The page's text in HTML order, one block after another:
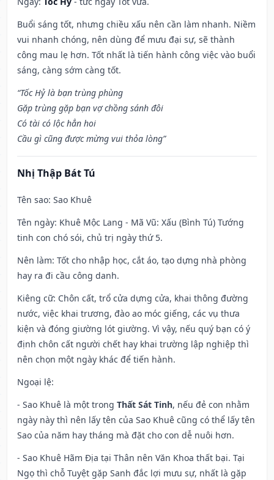
Buổi sáng tốt, nhưng chiều xấu nên cần làm nhanh. Niềm
vui nhanh chóng, nên dùng để mưu đại sự, sẽ thành
công mau lẹ hơn. Tốt nhất là tiến hành công việc vào buổi
sáng, càng sớm càng tốt.
“Tốc Hỷ là bạn trùng phùng
Gặp trùng gặp bạn vợ chồng sánh đôi
Có tài có lộc hẳn hoi
Cầu gì cũng được mừng vui thỏa lòng”
Nhị Thập Bát Tú
Tên sao: Sao Khuê
Tên ngày: Khuê Mộc Lang - Mã Vũ: Xấu (Bình Tú) Tướng
tinh con chó sói, chủ trị ngày thứ 5.
Nên làm: Tốt cho nhập học, cắt áo, tạo dựng nhà phòng
hay ra đi cầu công danh.
Kiêng cữ: Chôn cất, trổ cửa dựng cửa, khai thông đường
nước, việc khai trương, đào ao móc giếng, các vụ thưa
kiện và đóng giường lót giường. Vì vậy, nếu quý bạn có ý
định chôn cất người chết hay khai trường lập nghiệp thì
nên chọn một ngày khác để tiến hành.
Ngoại lệ:
- Sao Khuê là một trong Thất Sát Tinh, nếu đẻ con nhằm
ngày này thì nên lấy tên của Sao Khuê cũng có thể lấy tên
Sao của năm hay tháng mà đặt cho con dễ nuôi hơn.
- Sao Khuê Hãm Địa tại Thân nên Văn Khoa thất bại. Tại
Ngọ thì chỗ Tuyệt gặp Sanh đắc lợi mưu sự, nhất là gặp